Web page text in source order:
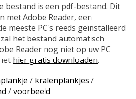
bestand is een pdf-bestand. Dit
met Adobe Reader, een
meeste PC's reeds geïnstalleerd
het bestand automatisch
Reader nog niet op uw PC
hier gratis downloaden.
/ kralenplankjes /
/voorbeeld